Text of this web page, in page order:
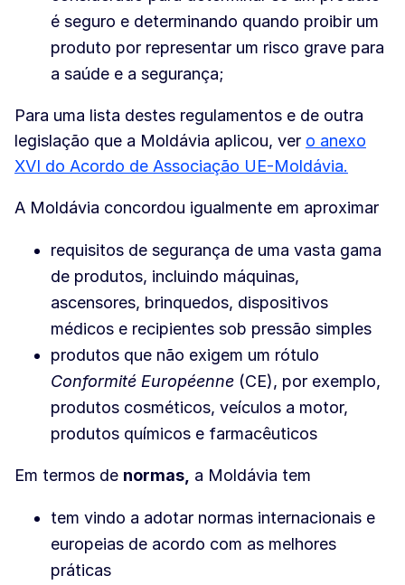
é seguro e determinando quando proibir um
produto por representar um risco grave para
a saúde e a segurança;
Para uma lista destes regulamentos e de outra
legislação que a Moldávia aplicou, ver o anexo
XVI do Acordo de Associação UE-Moldávia.
A Moldávia concordou igualmente em aproximar
requisitos de segurança de uma vasta gama
de produtos, incluindo máquinas,
ascensores, brinquedos, dispositivos
médicos e recipientes sob pressão simples
produtos que não exigem um rótulo
Conformité Européenne (CE), por exemplo,
produtos cosméticos, veículos a motor,
produtos químicos e farmacêuticos
Em termos de normas, a Moldávia tem
tem vindo a adotar normas internacionais e
europeias de acordo com as melhores
práticas